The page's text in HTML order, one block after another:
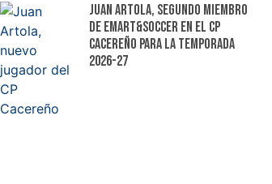
Juan Artola, segundo miembro
de Emart&Soccer en el CP
Cacereño para la temporada
2026-27